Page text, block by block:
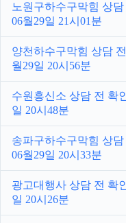
노원구하수구막힘 상
06월29일 21시01분
양천하수구막힘 상담
월29일 20시56분
수원흥신소 상담 전 확
일 20시48분
송파구하수구막힘 상담
06월29일 20시33분
광고대행사 상담 전 확
일 20시26분